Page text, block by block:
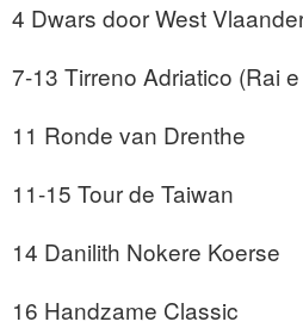
4 Dwars door West
7-13 Tirreno Adriatico (Rai
11 Ronde van Drenthe
11-15 Tour de Taiwan
14 Danilith Nokere Koerse
16 Handzame Classic